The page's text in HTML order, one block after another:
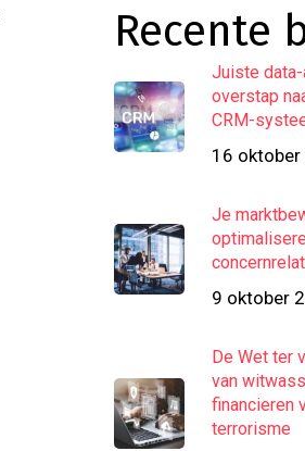
Recente
Juiste
overstap
CRM-
16
Je
9 oktober
De Wet ter
van
financieren
terrorisme